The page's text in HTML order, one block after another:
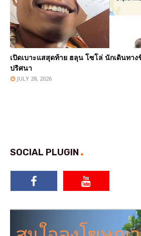
เปิดเบาะแสสุดท้าย ฮลุน โซโล่ นักเดินทาง
ปริศนา
JULY 28, 2026
SOCIAL PLUGIN